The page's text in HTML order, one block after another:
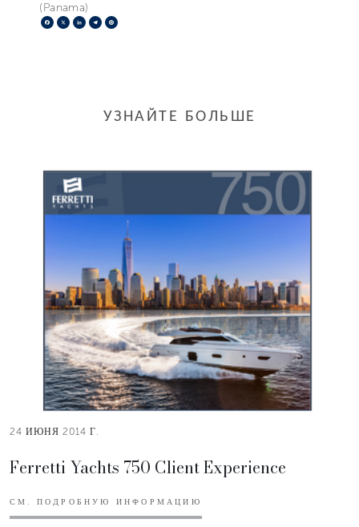
(Panama)
Facebook
X LinkedIn
Telegram
УЗНАЙТЕ БОЛЬШЕ
24 ИЮНЯ 2014 Г.
Ferretti Yachts 750 Client Experience
СМ. ПОДРОБНУЮ ИНФОРМАЦИЮ